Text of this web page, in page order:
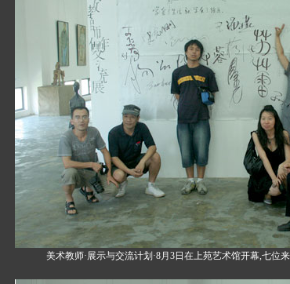
美术教师·展示与交流计划·8月3日在上苑艺术馆开幕,七位